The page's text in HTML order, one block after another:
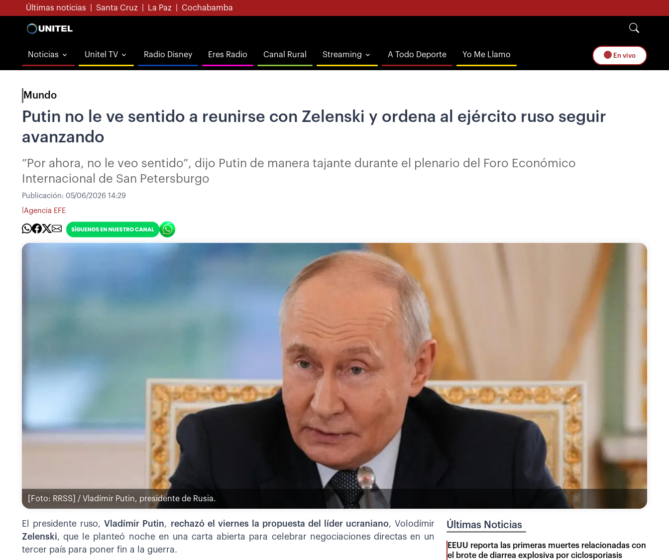
Últimas noticias Santa Cruz La Paz Cochabamba
Noticias Unitel TV Radio Disney Eres Radio Canal Rural Streaming A Todo Deporte Yo Me Llamo En vivo
Mundo
Putin no le ve sentido a reunirse con Zelenski y ordena al ejército ruso seguir
avanzando
”Por ahora, no le veo sentido”, dijo Putin de manera tajante durante el plenario del Foro Económico
Internacional de San Petersburgo
Publicación: 05/06/2026 14:29
Agencia EFE
[Foto: RRSS] / Vladímir Putin, presidente de Rusia.
El presidente ruso,Vladímir Putin, rechazó el viernes la propuesta del líder ucraniano, Volodímir
Zelenski, que le planteó noche en una carta abierta para celebrar negociaciones directas en un
tercer país para poner fin a la guerra.
Últimas Noticias
EEUU reporta las primeras muertes relacionadas con
el brote de diarrea explosiva por ciclosporiasis